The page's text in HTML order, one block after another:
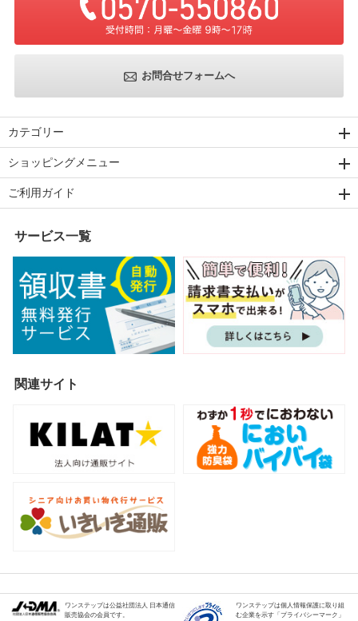
お問合せフォームへ
カテゴリー
ショッピングメニュー
ご利用ガイド
サービス一覧
関連サイト
ワンステップは公益社団法人 日本通信
販売協会の会員です。
ワンステップは個人情報保護に取り組
む企業を示す「プライバシーマーク」